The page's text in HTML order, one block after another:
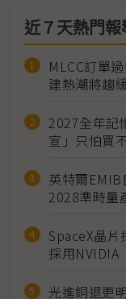
近７天熱門報
MLCC訂單
建熱潮將趨
2027全年記
宣」只怕買
英特爾
2028準時量
SpaceX晶
採用NVIDIA
光進銅退更